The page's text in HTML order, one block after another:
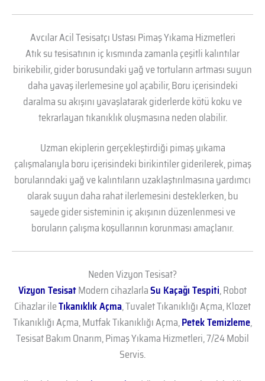
Avcılar Acil Tesisatçı Ustası Pimaş Yıkama Hizmetleri
Atık su tesisatının iç kısmında zamanla çeşitli kalıntılar
birikebilir, gider borusundaki yağ ve tortuların artması suyun
daha yavaş ilerlemesine yol açabilir, Boru içerisindeki
daralma su akışını yavaşlatarak giderlerde kötü koku ve
tekrarlayan tıkanıklık oluşmasına neden olabilir.
Uzman ekiplerin gerçekleştirdiği pimaş yıkama
çalışmalarıyla boru içerisindeki birikintiler giderilerek, pimaş
borularındaki yağ ve kalıntıların uzaklaştırılmasına yardımcı
olarak suyun daha rahat ilerlemesini desteklerken, bu
sayede gider sisteminin iç akışının düzenlenmesi ve
boruların çalışma koşullarının korunması amaçlanır.
Neden Vizyon Tesisat?
Vizyon TesisatModern cihazlarlaSu Kaçağı Tespiti, Robot
Cihazlar ileTıkanıklık Açma, Tuvalet Tıkanıklığı Açma, Klozet
Tıkanıklığı Açma, Mutfak Tıkanıklığı Açma,Petek Temizleme,
Tesisat Bakım Onarım, Pimaş Yıkama Hizmetleri, 7/24 Mobil
Servis.